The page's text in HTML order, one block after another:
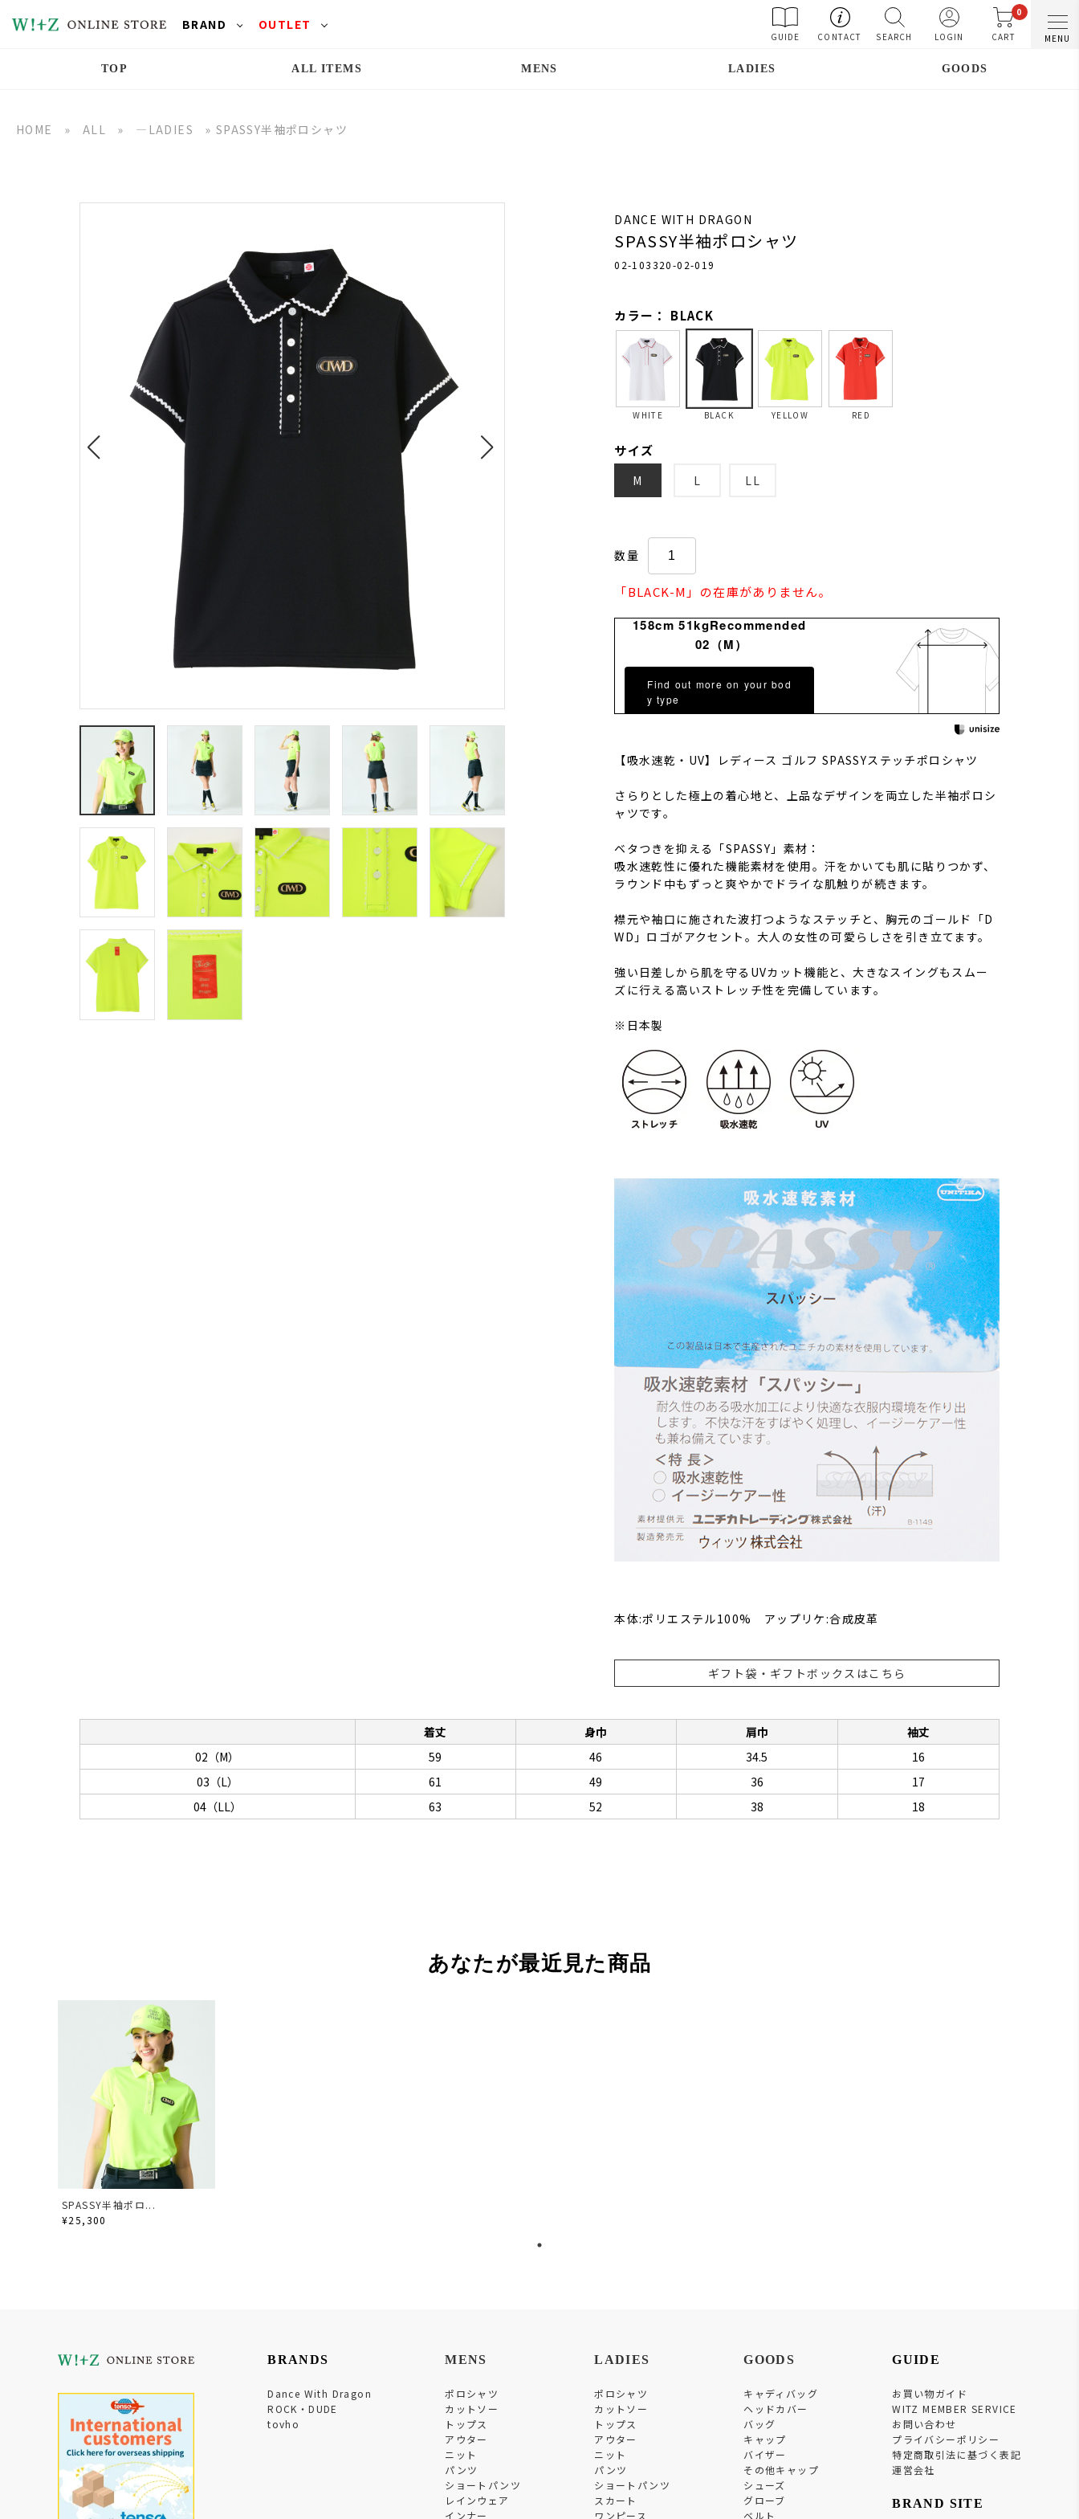
BRAND OUTLET
GUIDE CONTACT SEARCH LOGIN
0
CART MENU
TOP ALL ITEMS MENS LADIES GOODS
HOME » ALL » ―LADIES » SPASSY半袖ポロシャツ
DANCE WITH DRAGON
SPASSY半袖ポロシャツ
02-103320-02-019
カラー： BLACK
WHITE BLACK YELLOW RED
サイズ
M L LL
数量
「BLACK-M」の在庫がありません。
158cm 51kgRecommended
02（M）
Find out more on your bod
y type
【吸水速乾・UV】レディース ゴルフ SPASSYステッチポロシャツ
さらりとした極上の着心地と、上品なデザインを両立した半袖ポロシ
ャツです。
ベタつきを抑える「SPASSY」素材：
吸水速乾性に優れた機能素材を使用。汗をかいても肌に貼りつかず、
ラウンド中もずっと爽やかでドライな肌触りが続きます。
襟元や袖口に施された波打つようなステッチと、胸元のゴールド「D
WD」ロゴがアクセント。大人の女性の可愛らしさを引き立てます。
強い日差しから肌を守るUVカット機能と、大きなスイングもスムー
ズに行える高いストレッチ性を完備しています。
※日本製
本体:ポリエステル100% アップリケ:合成皮革
ギフト袋・ギフトボックスはこちら
着丈 身巾 肩巾
袖丈
02（M）
59 46 34.5
16
03（L）
61 49 36
17
04（LL）
63 52 38 18
あなたが最近見た商品
SPASSY半袖ポロ...
¥25,300
BRANDS
Dance With Dragon
ROCK・DUDE
tovho
MENS
ポロシャツ
カットソー
トップス
アウター
ニット
パンツ
ショートパンツ
レインウェア
インナー
LADIES
ポロシャツ
カットソー
トップス
アウター
ニット
パンツ
ショートパンツ
スカート
ワンピース
GOODS
キャディバッグ
ヘッドカバー
バッグ
キャップ
バイザー
その他キャップ
シューズ
グローブ
ベルト
GUIDE
お買い物ガイド
WITZ MEMBER SERVICE
お問い合わせ
プライバシーポリシー
特定商取引法に基づく表記
運営会社
BRAND SITE